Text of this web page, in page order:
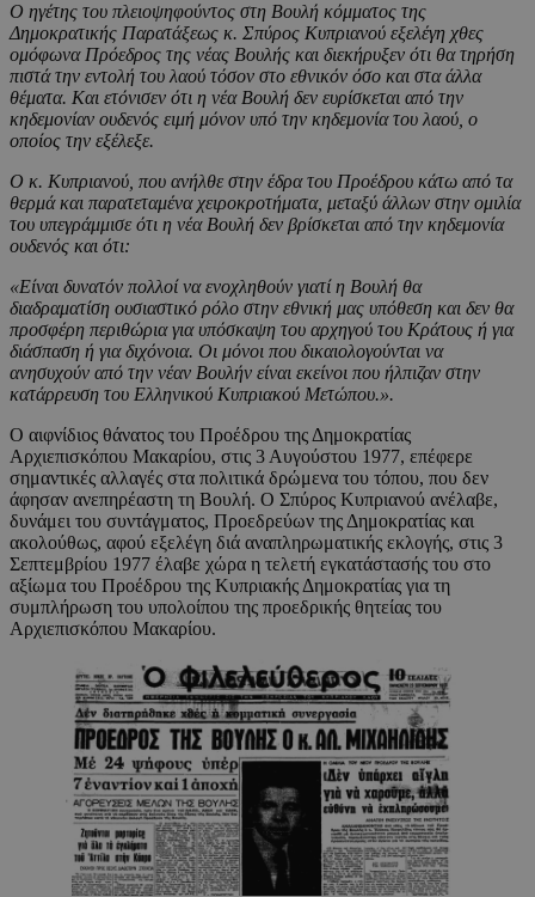
Ο ηγέτης του πλειοψηφούντος στη Βουλή κόμματος της
Δημοκρατικής Παρατάξεως κ. Σπύρος Κυπριανού εξελέγη χθες
ομόφωνα Πρόεδρος της νέας Βουλής και διεκήρυξεν ότι θα τηρήση
πιστά την εντολή του λαού τόσον στο εθνικόν όσο και στα άλλα
θέματα. Και ετόνισεν ότι η νέα Βουλή δεν ευρίσκεται από την
κηδεμονίαν ουδενός ειμή μόνον υπό την κηδεμονία του λαού, ο
οποίος την εξέλεξε.
Ο κ. Κυπριανού, που ανήλθε στην έδρα του Προέδρου κάτω από τα
θερμά και παρατεταμένα χειροκροτήματα, μεταξύ άλλων στην ομιλία
του υπεγράμμισε ότι η νέα Βουλή δεν βρίσκεται από την κηδεμονία
ουδενός και ότι:
«Είναι δυνατόν πολλοί να ενοχληθούν γιατί η Βουλή θα
διαδραματίση ουσιαστικό ρόλο στην εθνική μας υπόθεση και δεν θα
προσφέρη περιθώρια για υπόσκαψη του αρχηγού του Κράτους ή για
διάσπαση ή για διχόνοια. Οι μόνοι που δικαιολογούνται να
ανησυχούν από την νέαν Βουλήν είναι εκείνοι που ήλπιζαν στην
κατάρρευση του Ελληνικού Κυπριακού Μετώπου.».
Ο αιφνίδιος θάνατος του Προέδρου της Δημοκρατίας
Αρχιεπισκόπου Μακαρίου, στις 3 Αυγούστου 1977, επέφερε
σημαντικές αλλαγές στα πολιτικά δρώμενα του τόπου, που δεν
άφησαν ανεπηρέαστη τη Βουλή. Ο Σπύρος Κυπριανού ανέλαβε,
δυνάμει του συντάγματος, Προεδρεύων της Δημοκρατίας και
ακολούθως, αφού εξελέγη διά αναπληρωματικής εκλογής, στις 3
Σεπτεμβρίου 1977 έλαβε χώρα η τελετή εγκατάστασής του στο
αξίωμα του Προέδρου της Κυπριακής Δημοκρατίας για τη
συμπλήρωση του υπολοίπου της προεδρικής θητείας του
Αρχιεπισκόπου Μακαρίου.